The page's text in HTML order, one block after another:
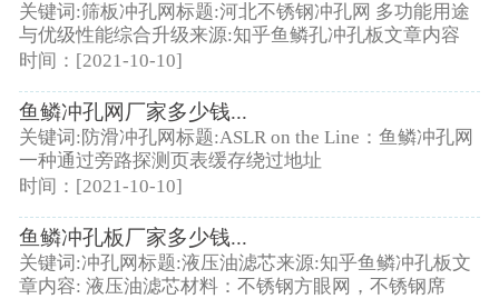
关键词:筛板冲孔网标题:河北不锈钢冲孔网 多功能用途
与优级性能综合升级来源:知乎鱼鳞孔冲孔板文章内容
时间：[2021-10-10]
鱼鳞冲孔网厂家多少钱...
关键词:防滑冲孔网标题:ASLR on the Line：鱼鳞冲孔网
一种通过旁路探测页表缓存绕过地址
时间：[2021-10-10]
鱼鳞冲孔板厂家多少钱...
关键词:冲孔网标题:液压油滤芯来源:知乎鱼鳞冲孔板文
章内容: 液压油滤芯材料：不锈钢方眼网，不锈钢席